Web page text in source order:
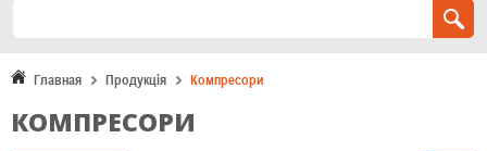
Главная Продукція Компресори
КОМПРЕСОРИ